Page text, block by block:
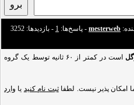
mesterweb - پاسخ‌ها: 1 - بازدید‌ها: 3252
است در کمتر از ۶۰ ثانیه توسط یک گروه
ثبت نام کنید یا وارد